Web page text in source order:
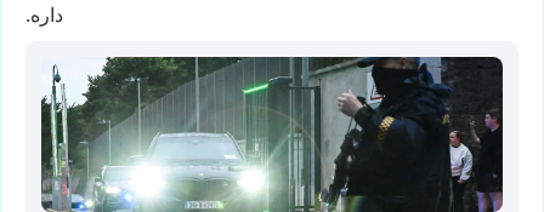
داره.